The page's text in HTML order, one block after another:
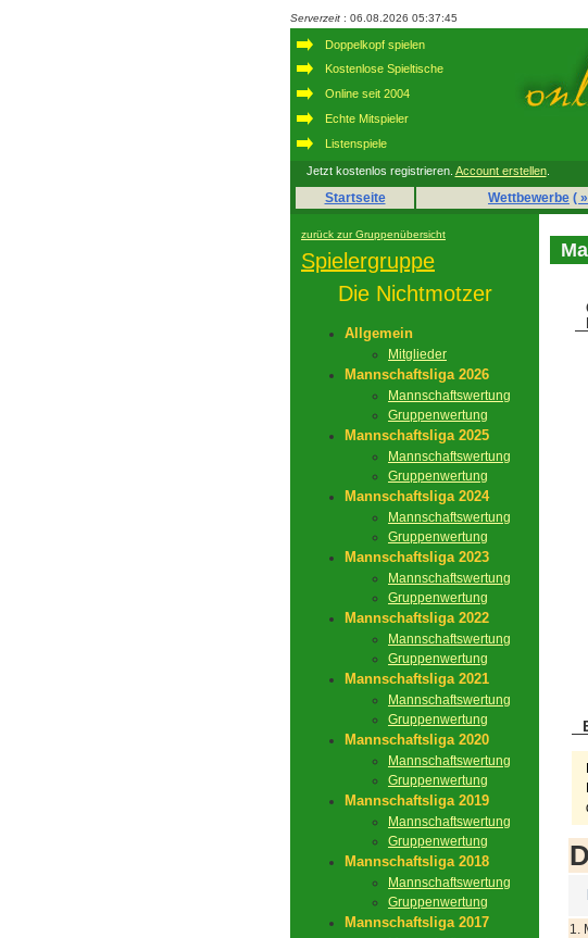
Serverzeit : 06.08.2026 05:37:45
Doppelkopf spielen
Kostenlose Spieltische
Online seit 2004
Echte Mitspieler
Listenspiele
Jetzt kostenlos registrieren. Account erstellen.
Startseite Wettbewerbe (
zurück zur Gruppenübersicht
Spielergruppe
Die Nichtmotzer
Allgemein
Mitglieder
Mannschaftsliga 2026
Mannschaftswertung
Gruppenwertung
Mannschaftsliga 2025
Mannschaftswertung
Gruppenwertung
Mannschaftsliga 2024
Mannschaftswertung
Gruppenwertung
Mannschaftsliga 2023
Mannschaftswertung
Gruppenwertung
Mannschaftsliga 2022
Mannschaftswertung
Gruppenwertung
Mannschaftsliga 2021
Mannschaftswertung
Gruppenwertung
Mannschaftsliga 2020
Mannschaftswertung
Gruppenwertung
Mannschaftsliga 2019
Mannschaftswertung
Gruppenwertung
Mannschaftsliga 2018
Mannschaftswertung
Gruppenwertung
Mannschaftsliga 2017 1.